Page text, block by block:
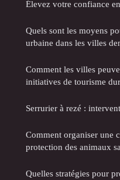
Élevez votre confiance
Quels sont les moyens
urbaine dans les villes
Comment les villes
initiatives de tourisme
Serrurier à rezé :
Comment organiser une
protection des animaux
Quelles stratégies pour